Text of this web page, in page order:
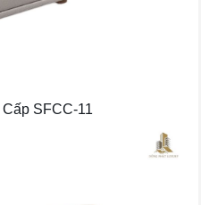
SFCC-11